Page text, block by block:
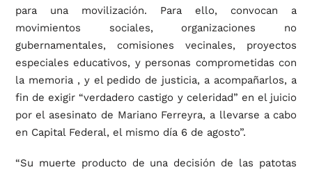
para una movilización. Para ello, convocan a
movimientos sociales, organizaciones no
gubernamentales, comisiones vecinales, proyectos
especiales educativos, y personas comprometidas con
la memoria , y el pedido de justicia, a acompañarlos, a
fin de exigir “verdadero castigo y celeridad” en el juicio
por el asesinato de Mariano Ferreyra, a llevarse a cabo
en Capital Federal, el mismo día 6 de agosto”.
“Su muerte producto de una decisión de las patotas